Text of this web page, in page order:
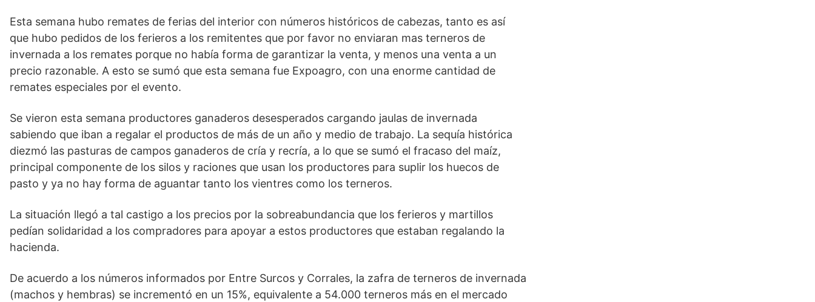
Esta semana hubo remates de ferias del interior con números históricos de cabezas, tanto es así
que hubo pedidos de los ferieros a los remitentes que por favor no enviaran mas terneros de
invernada a los remates porque no había forma de garantizar la venta, y menos una venta a un
precio razonable. A esto se sumó que esta semana fue Expoagro, con una enorme cantidad de
remates especiales por el evento.
Se vieron esta semana productores ganaderos desesperados cargando jaulas de invernada
sabiendo que iban a regalar el productos de más de un año y medio de trabajo. La sequía histórica
diezmó las pasturas de campos ganaderos de cría y recría, a lo que se sumó el fracaso del maíz,
principal componente de los silos y raciones que usan los productores para suplir los huecos de
pasto y ya no hay forma de aguantar tanto los vientres como los terneros.
La situación llegó a tal castigo a los precios por la sobreabundancia que los ferieros y martillos
pedían solidaridad a los compradores para apoyar a estos productores que estaban regalando la
hacienda.
De acuerdo a los números informados por Entre Surcos y Corrales, la zafra de terneros de invernada
(machos y hembras) se incrementó en un 15%, equivalente a 54.000 terneros más en el mercado